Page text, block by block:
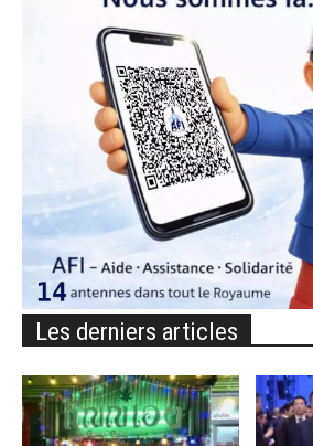
Les derniers articles